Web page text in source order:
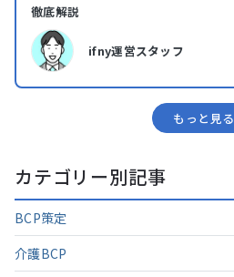
徹底解説
ifny運営スタッフ
もっと⾒る
カテゴリー別記事
BCP策定
介護BCP